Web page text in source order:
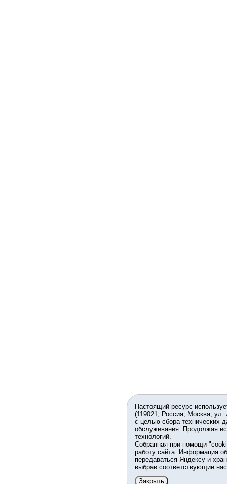
Настоящий ресурс
(119021, Россия, Москва,
с целью сбора технических
обслуживания. Продолжая
технологий.
Собранная при помощи
работу сайта. Информация
передаваться Яндексу и
выбрав соответствующие
Закрыть